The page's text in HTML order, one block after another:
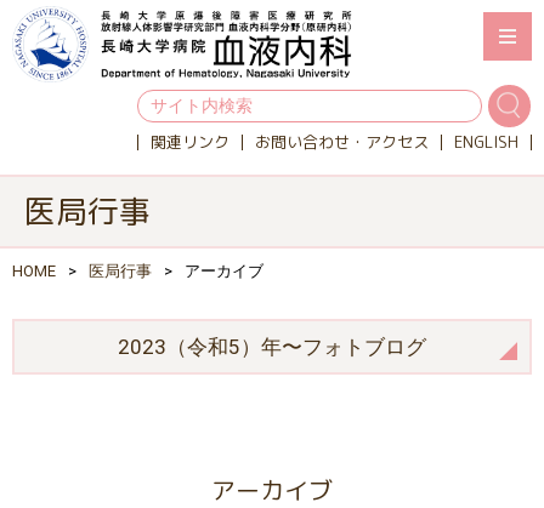
関連リンク お問い合わせ・アクセス ENGLISH
医局行事
HOME 医局行事 アーカイブ
2023（令和5）年〜フォトブログ
アーカイブ